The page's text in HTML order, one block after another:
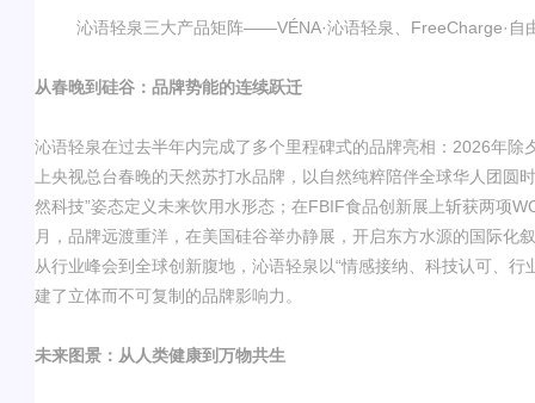
沁语轻泉三大产品矩阵——VÉNA·沁语轻泉 FreeCharge· 自
从春晚到硅谷：品牌势能的连续跃迁
沁语轻泉在过去半年内完成了多个里程碑式的品牌亮相： 2026年除
上央视总台春晚的天然苏打水品牌，以自然纯粹陪伴全球华人团圆
然科技”姿态定义未来饮用水形态；在FBIF食品创新展上斩获两项
月，品牌远渡重洋，在美国硅谷举办静展，开启东方水源的国际化
从行业峰会到全球创新腹地，沁语轻泉以“情感接纳、科技认可、行
建了立体而不可复制的品牌影响力。
未来图景：从人类健康到万物共生